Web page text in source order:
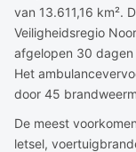
van 13.611,16 km².
Veiligheidsregio
afgelopen 30
Het
door 45
De meest
letsel,